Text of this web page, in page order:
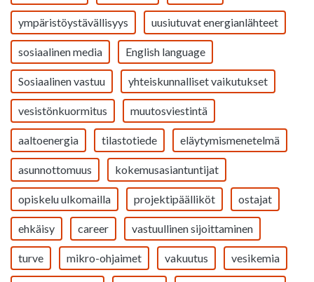
ympäristöystävällisyys uusiutuvat energianlähteet
sosiaalinen media English language
Sosiaalinen vastuu yhteiskunnalliset vaikutukset
vesistönkuormitus muutosviestintä
aaltoenergia tilastotiede eläytymismenetelmä
asunnottomuus kokemusasiantuntijat
opiskelu ulkomailla projektipäälliköt ostajat
ehkäisy career vastuullinen sijoittaminen
turve mikro-ohjaimet vakuutus vesikemia